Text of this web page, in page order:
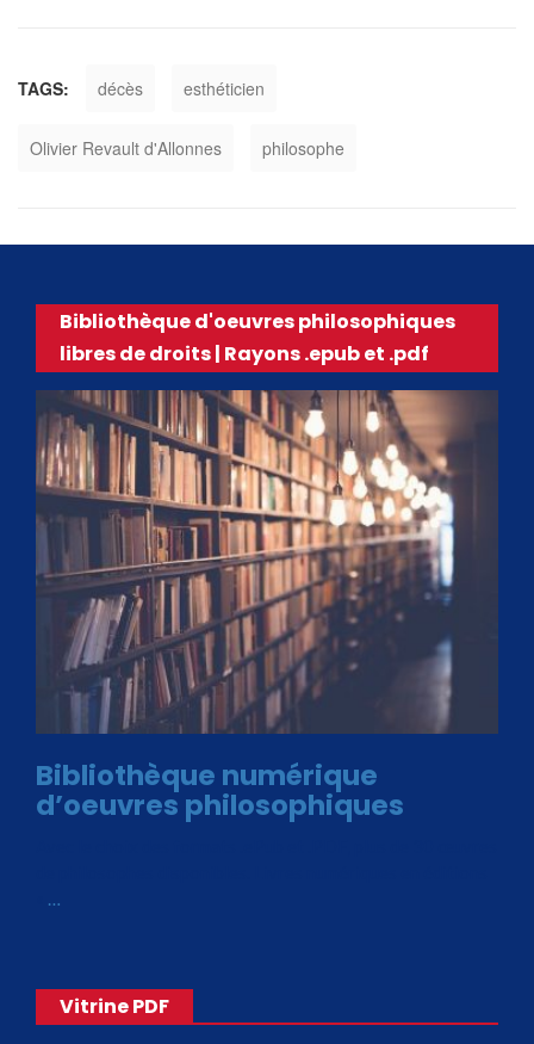
TAGS: décès esthéticien
Olivier Revault d'Allonnes philosophe
Bibliothèque d'oeuvres philosophiques
libres de droits | Rayons .epub et .pdf
Bibliothèque numérique
d’oeuvres philosophiques
…
Vitrine PDF